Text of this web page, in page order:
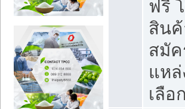
ฟรี
สิน
สมั
แหล่
เลือ